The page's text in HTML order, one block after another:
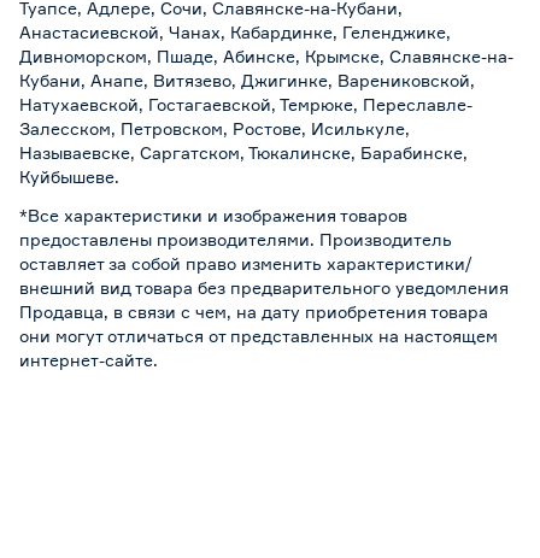
Туапсе, Адлере, Сочи, Славянске-на-Кубани,
Анастасиевской, Чанах, Кабардинке, Геленджике,
Дивноморском, Пшаде, Абинске, Крымске, Славянске-на-
Кубани, Анапе, Витязево, Джигинке, Варениковской,
Натухаевской, Гостагаевской, Темрюке, Переславле-
Залесском, Петровском, Ростове, Исилькуле,
Называевске, Саргатском, Тюкалинске, Барабинске,
Куйбышеве.
*Все характеристики и изображения товаров
предоставлены производителями. Производитель
оставляет за собой право изменить характеристики/
внешний вид товара без предварительного уведомления
Продавца, в связи с чем, на дату приобретения товара
они могут отличаться от представленных на настоящем
интернет-сайте.